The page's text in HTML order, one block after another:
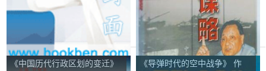
《中国历代行政区划的变迁》
《导弹时代的空中战争》 作